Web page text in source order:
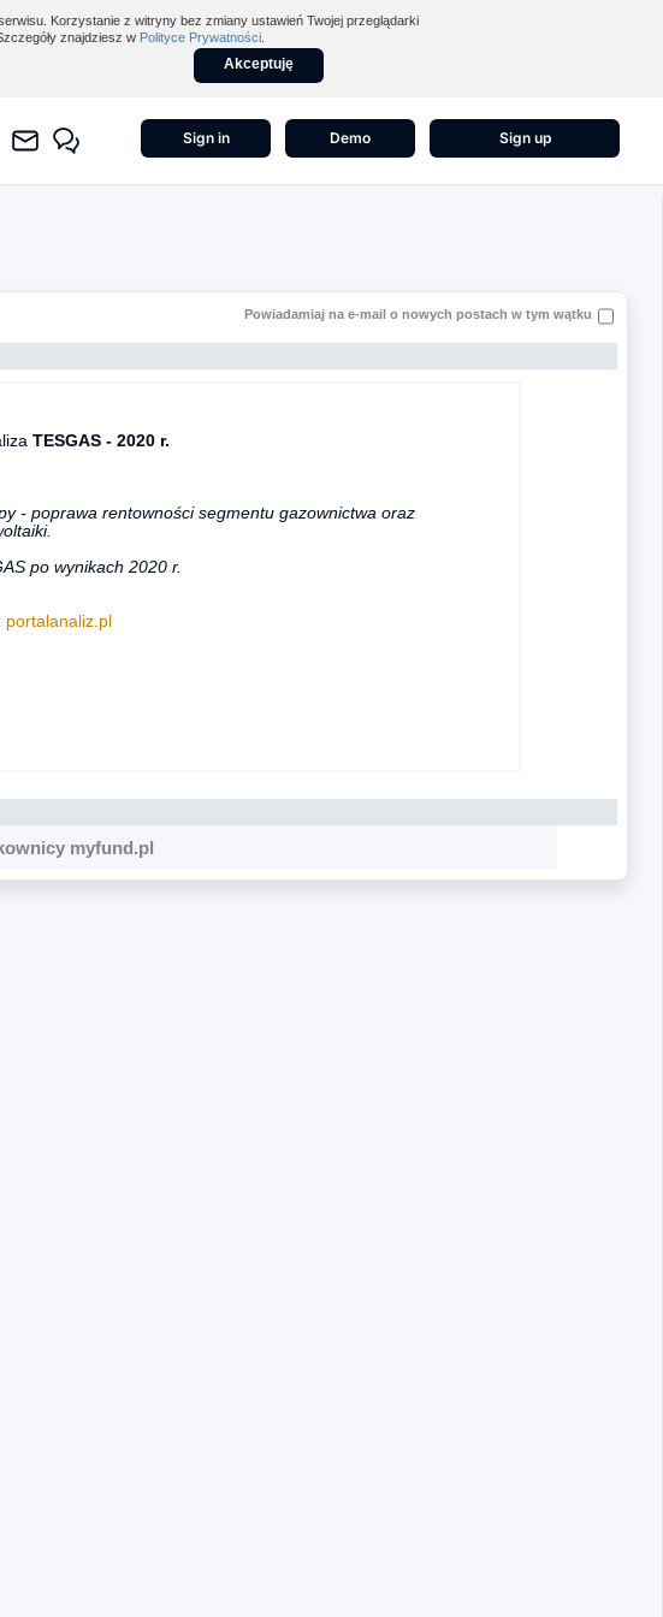
Korzystanie z witryny bez zmiany ustawień Twojej przeglądarki
znajdziesz w Polityce Prywatności
Akceptuję
Sign in Demo Sign up
Powiadamiaj na e-mail o nowych postach w tym wątku
TESGAS - 2020 r.
- poprawa rentowności segmentu gazownictwa oraz
po wynikach 2020 r.
portalanaliz.pl
myfund.pl